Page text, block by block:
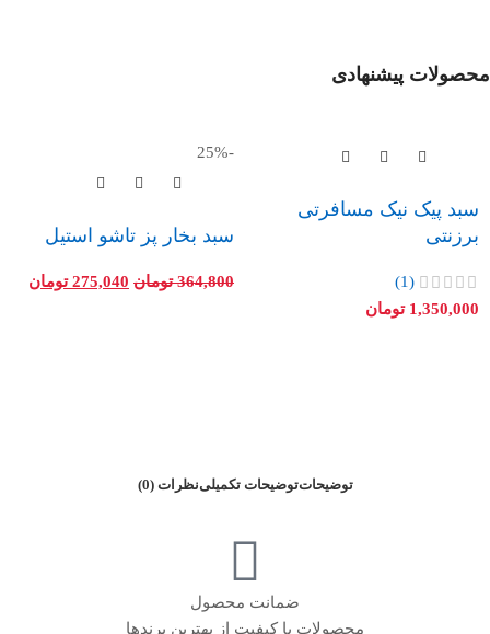
محصولات پیشنهادی
سبد پیک نیک مسافرتی
برزنتی
(1)
1,350,000 تومان
-25%
سبد بخار پز تاشو استیل
364,800 تومان 275,040 تومان
توضیحاتتوضیحات تکمیلینظرات (0)
ضمانت محصول
محصولات با کیفیت از بهترین برندها